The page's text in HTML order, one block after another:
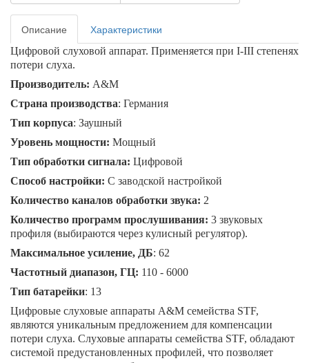
Описание Характеристики
Цифровой слуховой аппарат. Применяется при I-III степенях
потери слуха.
Производитель: A&M
Страна производства: Германия
Тип корпуса: Заушный
Уровень мощности: Мощный
Тип обработки сигнала: Цифровой
Способ настройки: С заводской настройкой
Количество каналов обработки звука: 2
Количество программ прослушивания: 3 звуковых
профиля (выбираются через кулисный регулятор).
Максимальное усиление, ДБ: 62
Частотный диапазон, ГЦ: 110 - 6000
Тип батарейки: 13
Цифровые слуховые аппараты A&M семейства STF,
являются уникальным предложением для компенсации
потери слуха. Слуховые аппараты семейства STF, обладают
системой предустановленных профилей, что позволяет